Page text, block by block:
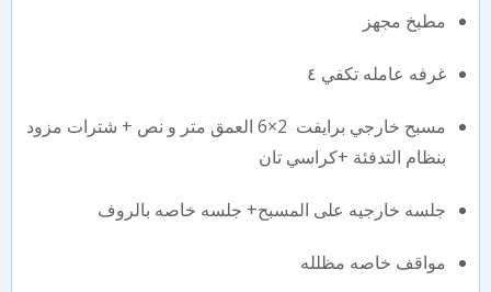
مطبخ مجهز
غرفه عامله تكفي ٤
مسبح خارجي برايفت 2×6 العمق متر و نص + شترات مزود
بنظام التدفئة +كراسي تان
جلسه خارجيه على المسبح+ جلسه خاصه بالروف
مواقف خاصه مظلله